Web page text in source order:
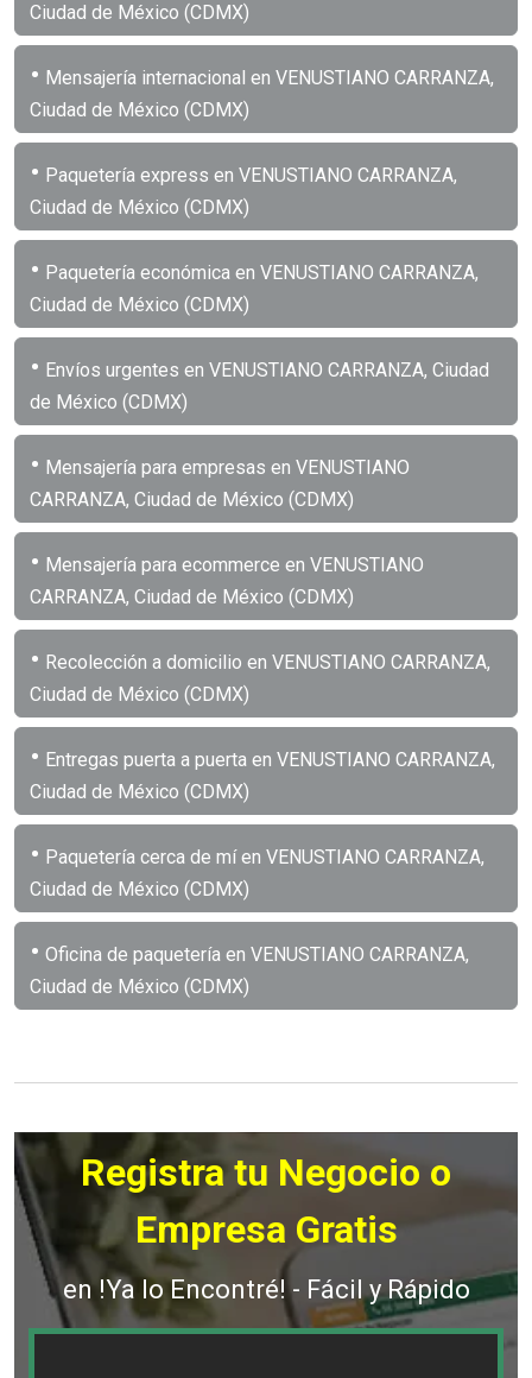
Ciudad de México (CDMX)
• Mensajería internacional en VENUSTIANO CARRANZA,
Ciudad de México (CDMX)
• Paquetería express en VENUSTIANO CARRANZA,
Ciudad de México (CDMX)
• Paquetería económica en VENUSTIANO CARRANZA,
Ciudad de México (CDMX)
• Envíos urgentes en VENUSTIANO CARRANZA, Ciudad
de México (CDMX)
• Mensajería para empresas en VENUSTIANO
CARRANZA, Ciudad de México (CDMX)
• Mensajería para ecommerce en VENUSTIANO
CARRANZA, Ciudad de México (CDMX)
• Recolección a domicilio en VENUSTIANO CARRANZA,
Ciudad de México (CDMX)
• Entregas puerta a puerta en VENUSTIANO CARRANZA,
Ciudad de México (CDMX)
• Paquetería cerca de mí en VENUSTIANO CARRANZA,
Ciudad de México (CDMX)
• Oficina de paquetería en VENUSTIANO CARRANZA,
Ciudad de México (CDMX)
Registra tu Negocio o
Empresa Gratis
en !Ya lo Encontré! - Fácil y Rápido